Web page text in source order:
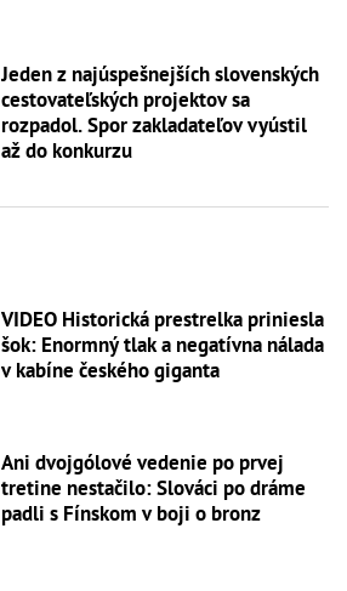
Jeden z najúspešnejších slovenských
cestovateľských projektov sa
rozpadol. Spor zakladateľov vyústil
až do konkurzu
VIDEO Historická prestrelka priniesla
šok: Enormný tlak a negatívna nálada
v kabíne českého giganta
Ani dvojgólové vedenie po prvej
tretine nestačilo: Slováci po dráme
padli s Fínskom v boji o bronz